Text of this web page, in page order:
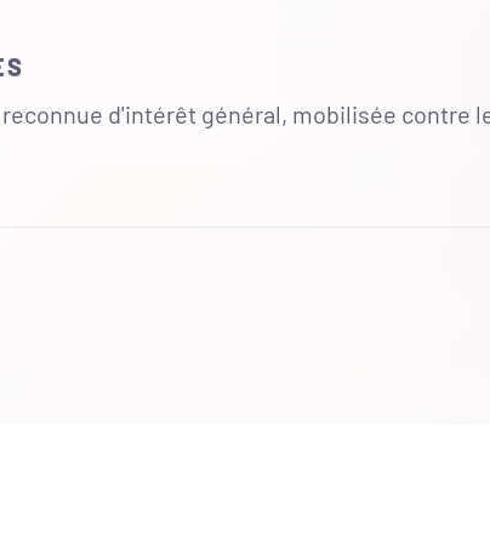
reconnue d'intérêt général, mobilisée contre